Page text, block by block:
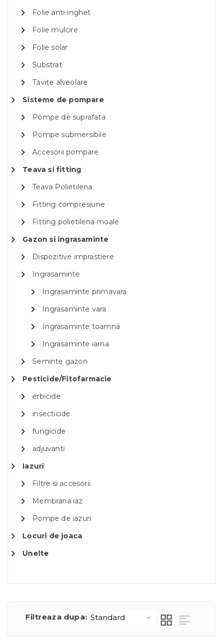
Folie anti-inghet
Folie mulcire
Folie solar
Substrat
Tăvițe alveolare
Sisteme de pompare
Pompe de suprafata
Pompe submersibile
Accesorii pompare
Teava si fitting
Teava Polietilena
Fitting compresiune
Fitting polietilena moale
Gazon si ingrasaminte
Dispozitive imprastiere
Ingrasaminte
Ingrasaminte primavara
Ingrasaminte vara
Ingrasaminte toamna
Ingrasaminte iarna
Seminte gazon
Pesticide/Fitofarmacie
erbicide
insecticide
fungicide
adjuvanti
Iazuri
Filtre si accesorii
Membrana iaz
Pompe de iazuri
Locuri de joaca
Unelte
Filtreaza dupa: